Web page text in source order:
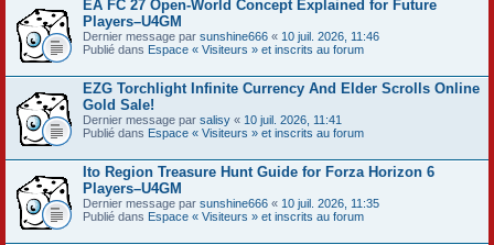
EA FC 27 Open-World Concept Explained for Future
Players–U4GM
Dernier message par sunshine666 « 10 juil. 2026, 11:46
Publié dans Espace « Visiteurs » et inscrits au forum
EZG Torchlight Infinite Currency And Elder Scrolls Online
Gold Sale!
Dernier message par salisy « 10 juil. 2026, 11:41
Publié dans Espace « Visiteurs » et inscrits au forum
Ito Region Treasure Hunt Guide for Forza Horizon 6
Players–U4GM
Dernier message par sunshine666 « 10 juil. 2026, 11:35
Publié dans Espace « Visiteurs » et inscrits au forum